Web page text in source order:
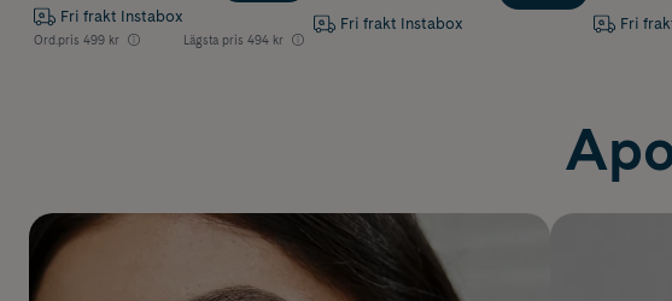
Fri frakt Instabox
Ord.pris 499 kr Lägsta pris 494 kr
Fri frakt Instabox Fri